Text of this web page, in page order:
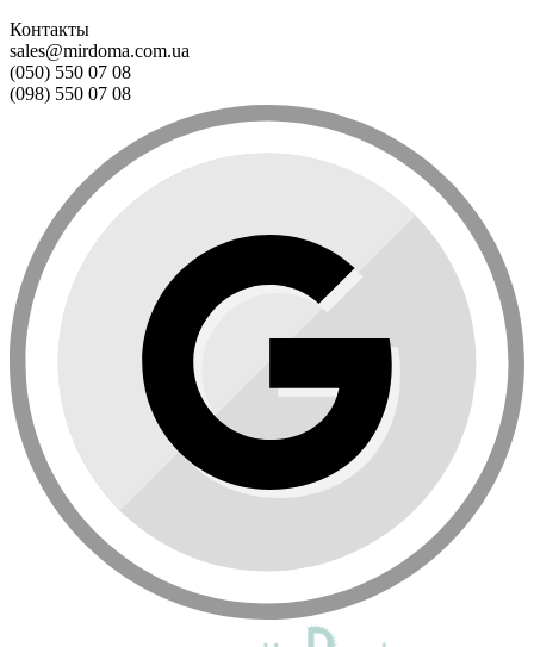
Контакты
sales@mirdoma.com.ua
(050) 550 07 08
(098) 550 07 08